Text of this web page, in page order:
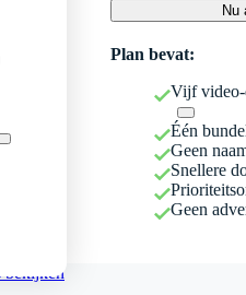
Nu
Plan bevat:
Vijf video-
Één
Geen
Snellere
Geen
bekijken